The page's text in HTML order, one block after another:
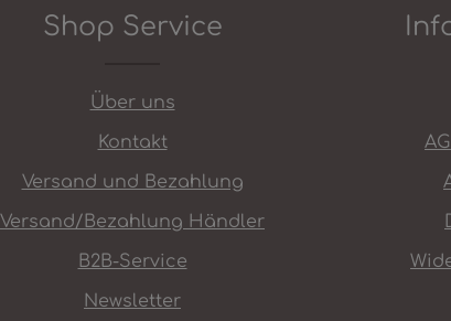
Shop Service
Über uns
Kontakt
Versand und Bezahlung
Versand/Bezahlung Händler
B2B-Service
Newsletter